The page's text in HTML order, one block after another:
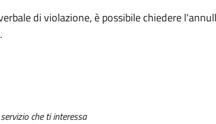
di violazione, è possibile chiedere
che ti interessa